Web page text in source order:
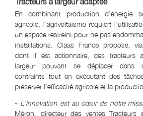
En combinant production d’énergie
agricole, l’agrivoltaïsme requiert
un espace restreint pour ne pas
installations. Claas France propose, via
dont il est actionnaire, des tracteurs
largeur pouvant se déplacer dans
contraints tout en exécutant des
préserver l’efficacité agricole et la
« L’innovation est au cœur de notre
Méron, directeur des ventes Tracteurs